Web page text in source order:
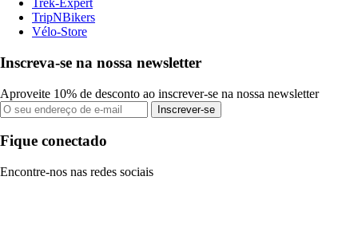
Trek-Expert
TripNBikers
Vélo-Store
Inscreva-se na nossa newsletter
Aproveite 10% de desconto ao inscrever-se na nossa newsletter
Inscrever-se
Fique conectado
Encontre-nos nas redes sociais